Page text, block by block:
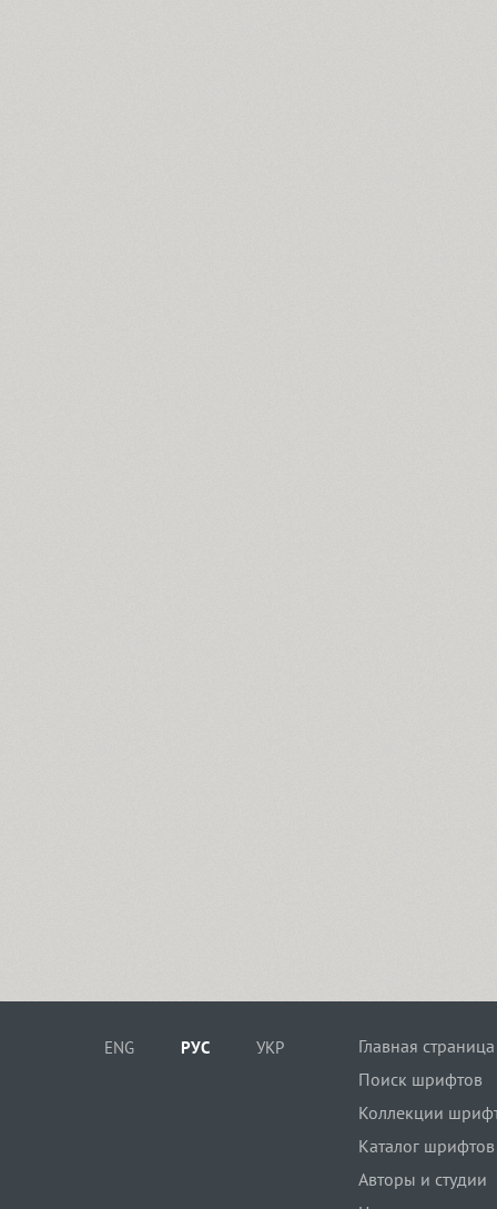
ENG РУС УКР
Главная страница
Поиск шрифтов
Коллекции
Каталог шрифтов
Авторы и студии